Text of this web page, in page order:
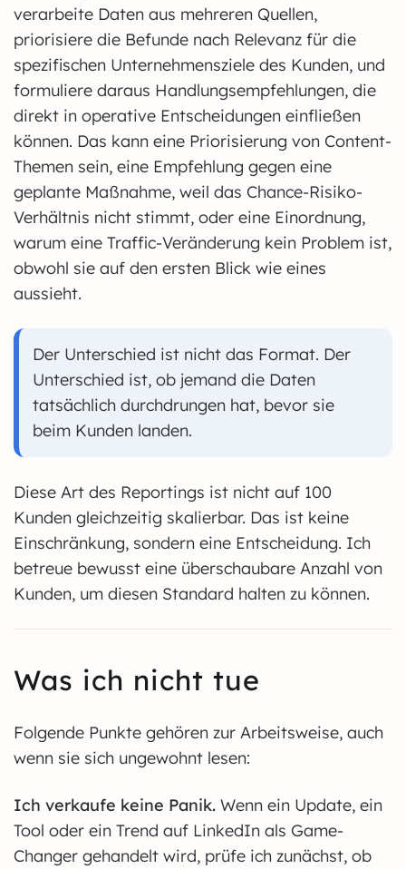
verarbeite Daten aus mehreren Quellen,
priorisiere die Befunde nach Relevanz für die
spezifischen Unternehmensziele des Kunden, und
formuliere daraus Handlungsempfehlungen, die
direkt in operative Entscheidungen einfließen
können. Das kann eine Priorisierung von Content-
Themen sein, eine Empfehlung gegen eine
geplante Maßnahme, weil das Chance-Risiko-
Verhältnis nicht stimmt, oder eine Einordnung,
warum eine Traffic-Veränderung kein Problem ist,
obwohl sie auf den ersten Blick wie eines
aussieht.
Der Unterschied ist nicht das Format. Der
Unterschied ist, ob jemand die Daten
tatsächlich durchdrungen hat, bevor sie
beim Kunden landen.
Diese Art des Reportings ist nicht auf 100
Kunden gleichzeitig skalierbar. Das ist keine
Einschränkung, sondern eine Entscheidung. Ich
betreue bewusst eine überschaubare Anzahl von
Kunden, um diesen Standard halten zu können.
Was ich nicht tue
Folgende Punkte gehören zur Arbeitsweise, auch
wenn sie sich ungewohnt lesen:
Ich verkaufe keine Panik. Wenn ein Update, ein
Tool oder ein Trend auf LinkedIn als Game-
Changer gehandelt wird, prüfe ich zunächst, ob